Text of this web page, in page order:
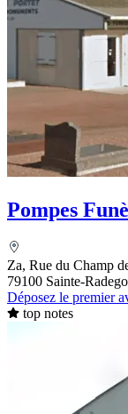
Pompes
Za, Rue du Champ
79100 Sainte-
Déposez le premier
top notes